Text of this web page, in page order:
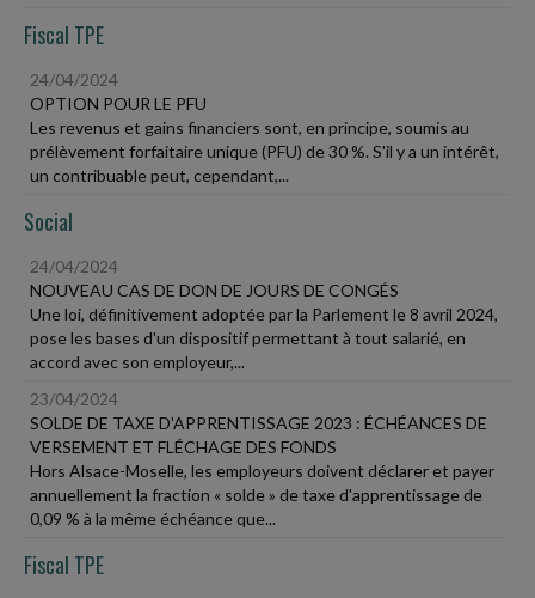
Fiscal TPE
24/04/2024
OPTION POUR LE PFU
Les revenus et gains financiers sont, en principe, soumis au
prélèvement forfaitaire unique (PFU) de 30 %. S'il y a un intérêt,
un contribuable peut, cependant,...
Social
24/04/2024
NOUVEAU CAS DE DON DE JOURS DE CONGÉS
Une loi, définitivement adoptée par la Parlement le 8 avril 2024,
pose les bases d'un dispositif permettant à tout salarié, en
accord avec son employeur,...
23/04/2024
SOLDE DE TAXE D'APPRENTISSAGE 2023 : ÉCHÉANCES DE
VERSEMENT ET FLÉCHAGE DES FONDS
Hors Alsace-Moselle, les employeurs doivent déclarer et payer
annuellement la fraction « solde » de taxe d'apprentissage de
0,09 % à la même échéance que...
Fiscal TPE